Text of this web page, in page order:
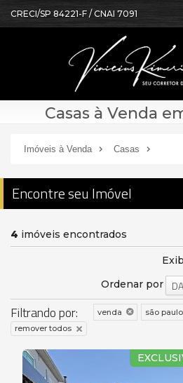
CRECI/SP 84221-F / CNAI 7091
Casas à Venda
Imóveis à Venda Casas
Encontre seu Imóvel
4 imóveis encontrados
Ordenar por
Filtrando por: venda são paulo
remover todos